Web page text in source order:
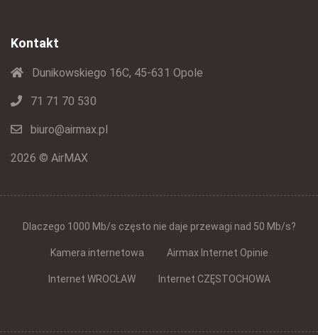
Kontakt
Dunikowskiego 16C, 45-631 Opole
71 71 70 530
biuro@airmax.pl
2026 © AirMAX
Dlaczego 1000 Mb/s często nie daje przewagi nad 50 Mb/s?
Kamera internetowa Airmax Internet Opinie
Internet WROCŁAW Internet CZĘSTOCHOWA